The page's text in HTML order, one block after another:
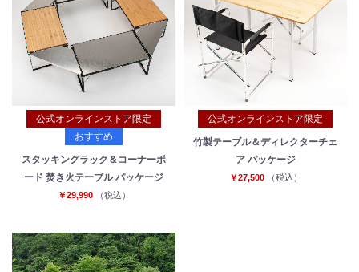
公式オンラインストア限定
おすすめ
スタッキングラック＆コーナーボ
ード 焚き火テーブル パッケージ
￥29,990 （税込）
公式オンラインストア限定
竹製テーブル＆ディレクターチェ
ア パッケージ
￥27,500 （税込）